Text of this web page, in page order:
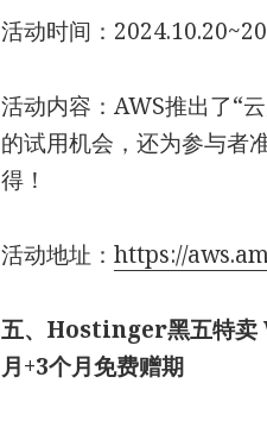
活动时间：
活动内容：AWS推出了“
的试用机会，还为参与者
得！
活动地址：https://
五、Hostinger黑五特卖
月+3个月免费赠期